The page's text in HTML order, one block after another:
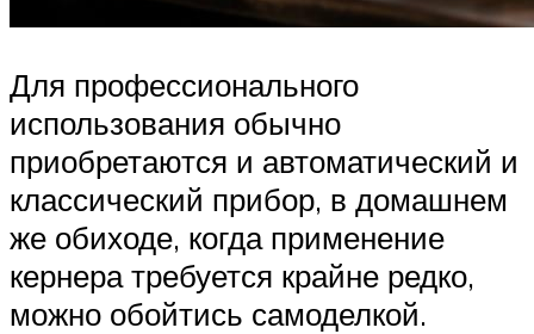
Для профессионального
использования обычно
приобретаются и автоматический и
классический прибор, в домашнем
же обиходе, когда применение
кернера требуется крайне редко,
можно обойтись самоделкой.